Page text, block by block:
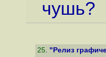
чушь?
25. "Релиз